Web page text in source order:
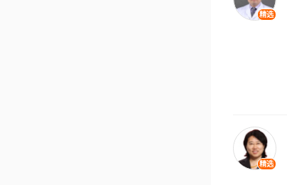
精选
精选